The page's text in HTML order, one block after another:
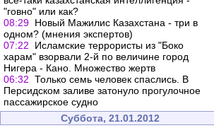
"говно" или как?
08:29 Новый Мажилис Казахстана - три в
одном? (мнения экспертов)
07:22
Исламские террористы из "Боко
харам" взорвали 2-й по величине город
Нигера - Кано. Множество жертв
06:32 Только семь человек спаслись. В
Персидском заливе затонуло прогулочное
пассажирское судно
Суббота, 21.01.2012